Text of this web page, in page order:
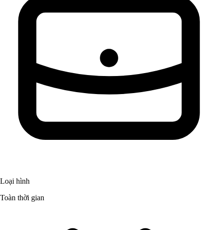
Loại hình
Toàn thời gian